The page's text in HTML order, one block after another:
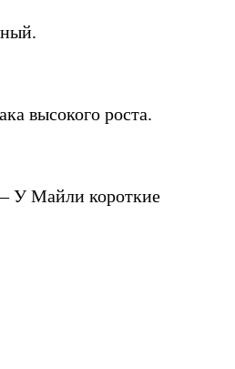
высокого роста.
У Майли короткие